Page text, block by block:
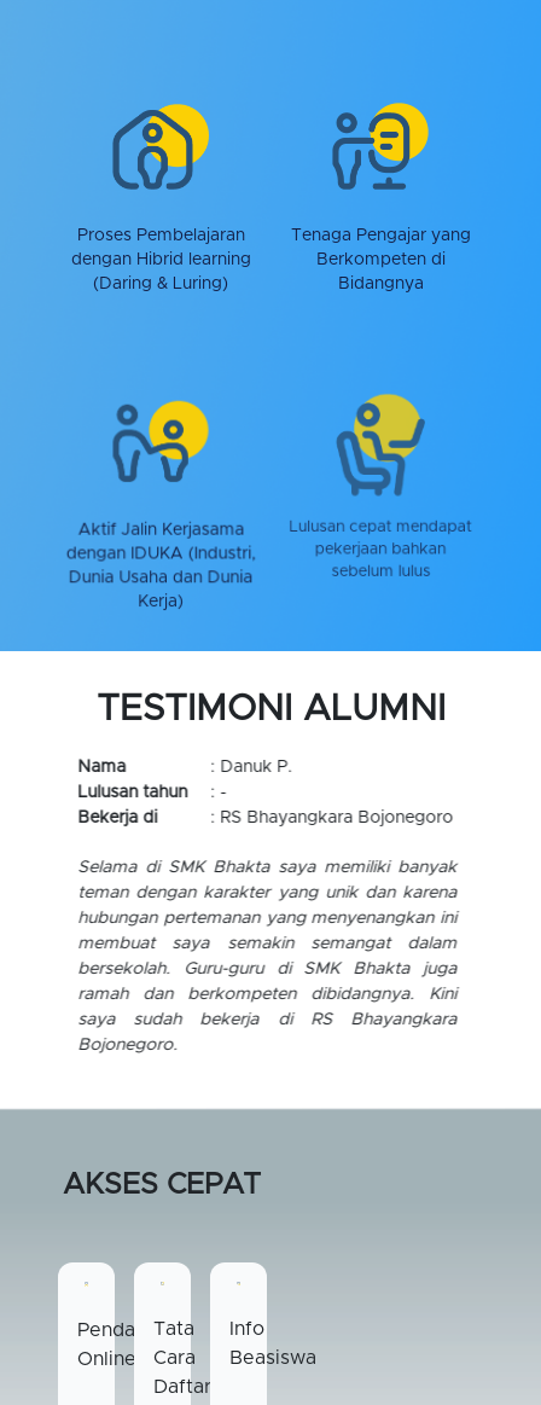
Proses Pembelajaran
dengan Hibrid learning
(Daring & Luring)
Tenaga Pengajar yang
Berkompeten di
Bidangnya
Aktif Jalin Kerjasama
dengan IDUKA (Industri,
Dunia Usaha dan Dunia
Kerja)
Lulusan cepat mendapat
pekerjaan bahkan
sebelum lulus
TESTIMONI ALUMNI
Nama
: Fauziah Kusuma A
Lulusan tahun
: -
Bekerja di
: Prefektur Miyazaki, Jepang
Saya bangga pernah menjadi bagian dari SMK
Bhakta, karena ilmu yang saya dapatkan
sangat bermanfaat sampai saat ini dan
berguna hingga saya bekerja di Jepang.
Lulusan SMK Bhakta dibekali dengan terori dan
praktik yang sesuai kurikulum ditunjang
dengan guru-guru yang berkompeten
dibidangnya. Kini saya bekerja menjadi
AKSES CEPAT
Pendaftaran
Online
Tata
Cara
Daftar
Info
Beasiswa